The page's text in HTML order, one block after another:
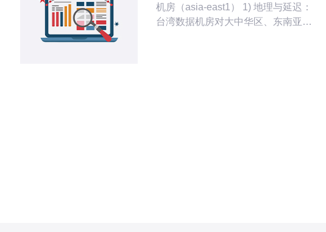
机房（asia-east1） 1) 地理与延迟：
台湾数据机房对大中华区、东南亚访